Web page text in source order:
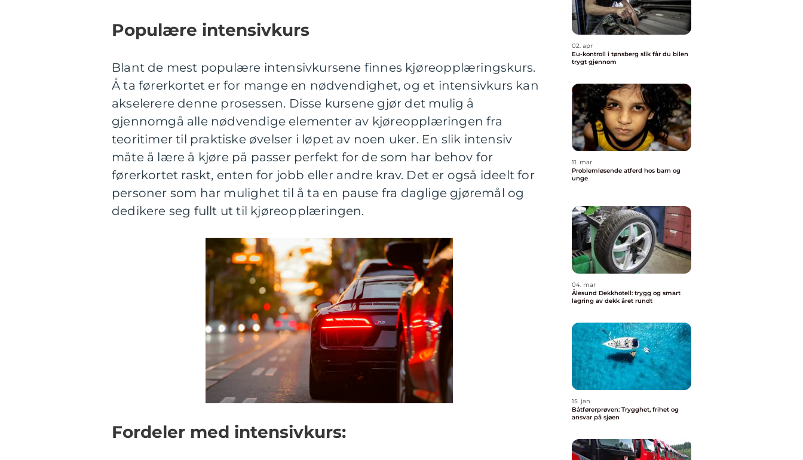
Populære intensivkurs
Blant de mest populære intensivkursene finnes kjøreopplæringskurs.
Å ta førerkortet er for mange en nødvendighet, og et intensivkurs kan
akselerere denne prosessen. Disse kursene gjør det mulig å
gjennomgå alle nødvendige elementer av kjøreopplæringen fra
teoritimer til praktiske øvelser i løpet av noen uker. En slik intensiv
måte å lære å kjøre på passer perfekt for de som har behov for
førerkortet raskt, enten for jobb eller andre krav. Det er også ideelt for
personer som har mulighet til å ta en pause fra daglige gjøremål og
dedikere seg fullt ut til kjøreopplæringen.
Fordeler med intensivkurs:
02. apr
Eu-kontroll i tønsberg slik får du bilen
trygt gjennom
11. mar
Problemløsende atferd hos barn og
unge
04. mar
Ålesund Dekkhotell: trygg og smart
lagring av dekk året rundt
15. jan
Båtførerprøven: Trygghet, frihet og
ansvar på sjøen